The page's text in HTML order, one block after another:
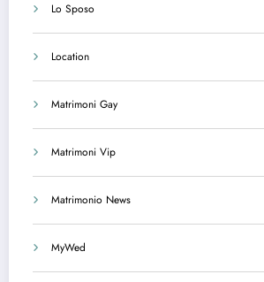
Lo Sposo
Location
Matrimoni Gay
Matrimoni Vip
Matrimonio News
MyWed